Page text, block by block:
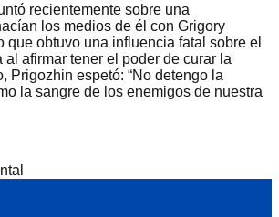
recientemente sobre una
los medios de él con Grigory
que obtuvo una influencia fatal sobre el
al afirmar tener el poder de curar la
Prigozhin espetó: “No detengo la
la sangre de los enemigos de nuestra